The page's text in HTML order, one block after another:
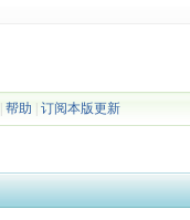
|帮助 |订阅本版更新